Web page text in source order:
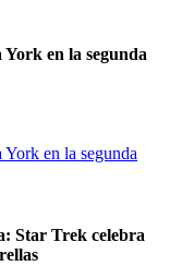
en la segunda
Star Trek celebra